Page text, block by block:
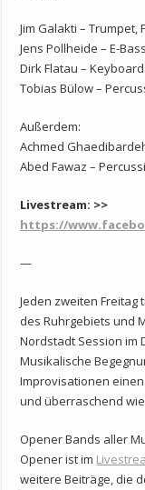
Jim Galakti – Trumpet,
Jens Pollheide – E-Bass
Dirk Flatau –
Tobias Bülow –
Außerdem:
Achmed
Abed Fawaz –
Livestream: >>
https://
—
Jeden zweiten
des Ruhrgebiets und
Nordstadt Session im
Musikalische
Improvisationen
und überraschend
Opener Bands aller
Opener ist im
weitere Beiträge, die